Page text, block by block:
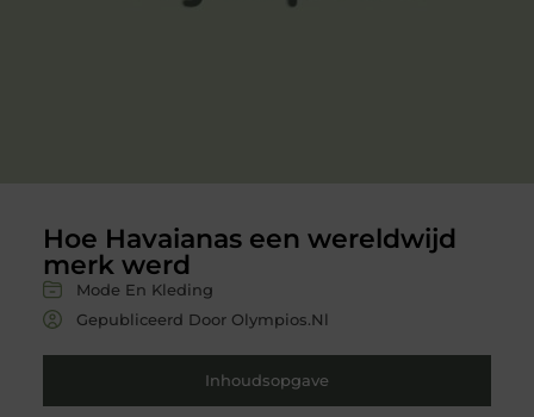
Hoe Havaianas een wereldwijd
merk werd
Mode En Kleding
Gepubliceerd Door Olympios.nl
Inhoudsopgave